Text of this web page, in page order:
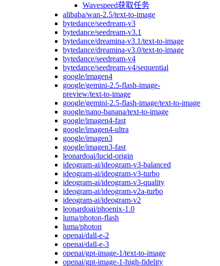
Wavespeed获取任务
alibaba/wan-2.5/text-to-image
bytedance/seedream-v3
bytedance/seedream-v3.1
bytedance/dreamina-v3.1/text-to-image
bytedance/dreamina-v3.0/text-to-image
bytedance/seedream-v4
bytedance/seedream-v4/sequential
google/imagen4
google/gemini-2.5-flash-image-
preview/text-to-image
google/gemini-2.5-flash-image/text-to-image
google/nano-banana/text-to-image
google/imagen4-fast
google/imagen4-ultra
google/imagen3
google/imagen3-fast
leonardoai/lucid-origin
ideogram-ai/ideogram-v3-balanced
ideogram-ai/ideogram-v3-turbo
ideogram-ai/ideogram-v3-quality
ideogram-ai/ideogram-v2a-turbo
ideogram-ai/ideogram-v2
leonardoai/phoenix-1.0
luma/photon-flash
luma/photon
openai/dall-e-2
openai/dall-e-3
openai/gpt-image-1/text-to-image
openai/gpt-image-1-high-fidelity